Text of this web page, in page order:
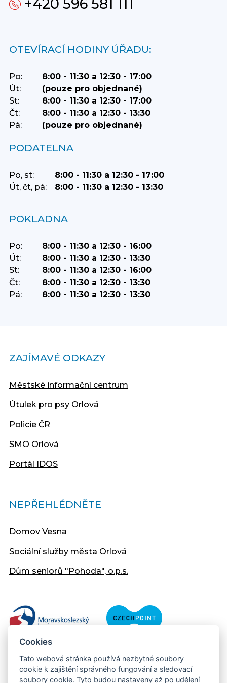
+420 596 581 111
OTEVÍRACÍ HODINY ÚŘADU:
Po:
8:00 - 11:30 a 12:30 - 17:00
Út:
(pouze pro objednané)
St:
8:00 - 11:30 a 12:30 - 17:00
Čt:
8:00 - 11:30 a 12:30 - 13:30
Pá:
(pouze pro objednané)
PODATELNA
Po, st:
8:00 - 11:30 a 12:30 - 17:00
Út, čt, pá:
8:00 - 11:30 a 12:30 - 13:30
POKLADNA
Po:
8:00 - 11:30 a 12:30 - 16:00
Út:
8:00 - 11:30 a 12:30 - 13:30
St:
8:00 - 11:30 a 12:30 - 16:00
Čt:
8:00 - 11:30 a 12:30 - 13:30
Pá:
8:00 - 11:30 a 12:30 - 13:30
ZAJÍMAVÉ ODKAZY
Městské informační centrum
Útulek pro psy Orlová
Policie ČR
SMO Orlová
Portál IDOS
NEPŘEHLÉDNĚTE
Domov Vesna
Sociální služby města Orlová
Dům seniorů "Pohoda", o.p.s.
Cookies
Tato webová stránka používá nezbytné soubory
cookie k zajištění správného fungování a sledovací
soubory cookie. Tyto budou nastaveny až po udělení